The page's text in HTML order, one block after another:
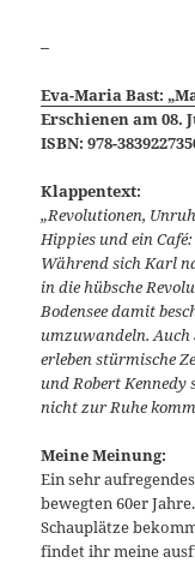
Eva-Maria Bast:
Erschienen am 08.
ISBN: 978-
Klappentext:
„Revolutionen,
Hippies und ein
Während sich Karl
in die hübsche
Bodensee damit
umzuwandeln. Auch
erleben stürmische
und Robert Kennedy
nicht zur Ruhe
Meine Meinung:
Ein sehr
bewegten 60er
Schauplätze
findet ihr meine